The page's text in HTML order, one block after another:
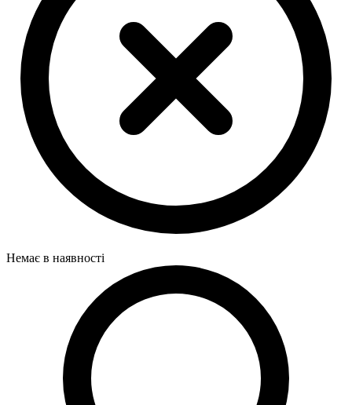
Немає в наявності